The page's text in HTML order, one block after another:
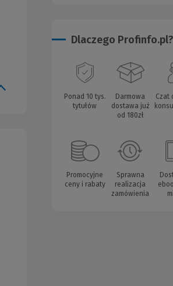
Dlaczego Profinfo.pl?
Ponad 10 tys.
tytułów
Darmowa
dostawa już
od 180zł
Czat
Promocyjne
ceny i rabaty
Sprawna
realizacja
zamówienia